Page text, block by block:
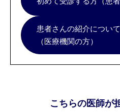
患者さんの紹介について
（医療機関の方）
こちらの医師が